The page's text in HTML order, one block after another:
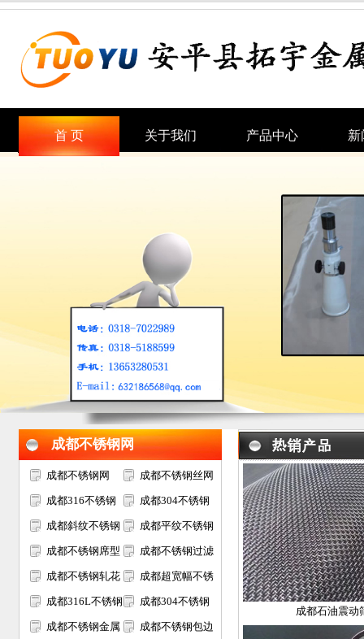
首 页 关于我们 产品中心 新
成都不锈钢网
成都不锈钢网 成都不锈钢丝网
成都316不锈钢
网
成都304不锈钢
网
成都斜纹不锈钢
网
成都平纹不锈钢
网
成都不锈钢席型
网
成都不锈钢过滤
网
成都不锈钢轧花
网
成都超宽幅不锈
钢网
成都316L不锈钢
网
成都304不锈钢
电焊网
成都不锈钢金属 成都不锈钢包边
成都石油震动